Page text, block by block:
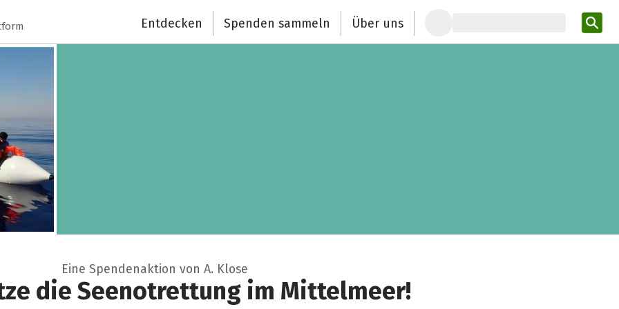
Entdecken Spenden sammeln Über uns
Eine Spendenaktion von A. Klose
die Seenotrettung im Mittelmeer!